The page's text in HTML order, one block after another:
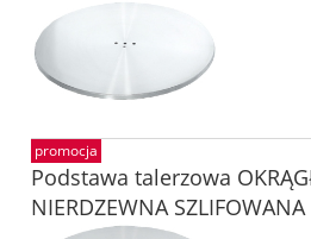
Podstawa talerzowa
NIERDZEWNA
promocja